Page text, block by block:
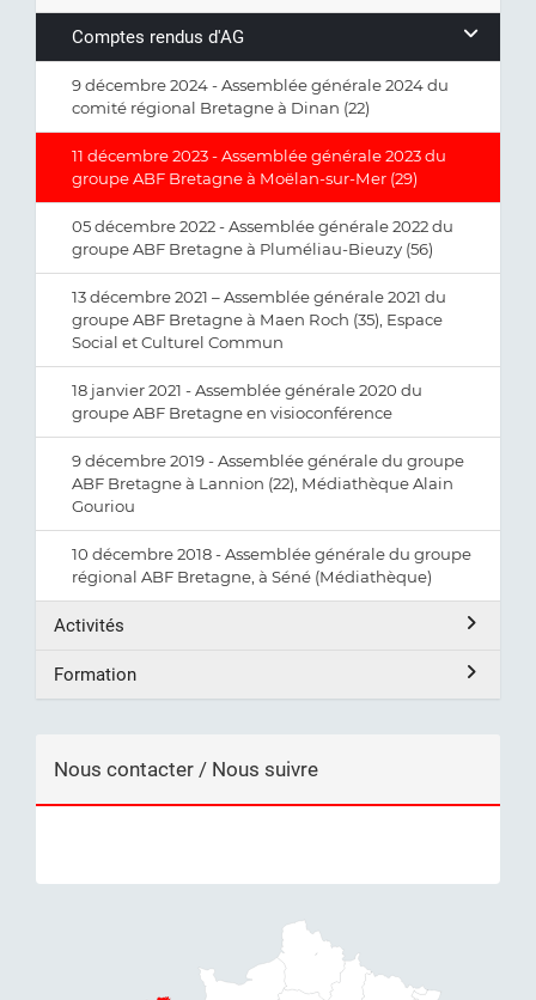
Comptes rendus d'AG
9 décembre 2024 - Assemblée générale 2024 du
comité régional Bretagne à Dinan (22)
11 décembre 2023 - Assemblée générale 2023 du
groupe ABF Bretagne à Moëlan-sur-Mer (29)
05 décembre 2022 - Assemblée générale 2022 du
groupe ABF Bretagne à Pluméliau-Bieuzy (56)
13 décembre 2021 – Assemblée générale 2021 du
groupe ABF Bretagne à Maen Roch (35), Espace
Social et Culturel Commun
18 janvier 2021 - Assemblée générale 2020 du
groupe ABF Bretagne en visioconférence
9 décembre 2019 - Assemblée générale du groupe
ABF Bretagne à Lannion (22), Médiathèque Alain
Gouriou
10 décembre 2018 - Assemblée générale du groupe
régional ABF Bretagne, à Séné (Médiathèque)
Activités
Formation
Nous contacter / Nous suivre